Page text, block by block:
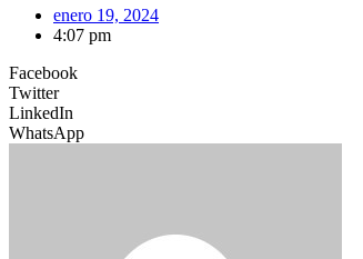
enero 19, 2024
4:07 pm
Facebook
Twitter
LinkedIn
WhatsApp